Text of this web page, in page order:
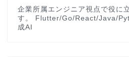
企業所属エンジニア視点で役に
す。 Flutter/Go/React/Java/
成AI